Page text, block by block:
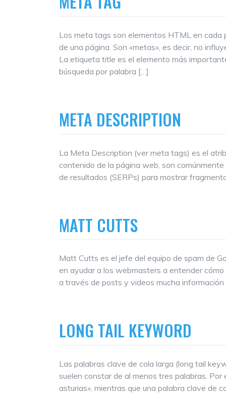
Los meta tags son elementos HTML en cada
de una página. Son «metas», es decir, no
La etiqueta title es el elemento más
búsqueda por palabra […]
META DESCRIPTION
La Meta Description (ver meta tags) es el
contenido de la página web, son
de resultados (SERPs) para mostrar
MATT CUTTS
Matt Cutts es el jefe del equipo de spam de
en ayudar a los webmasters a entender
a través de posts y videos mucha
LONG TAIL KEYWORD
Las palabras clave de cola larga (long tail
suelen constar de al menos tres palabras.
asturias», mientras que una palabra clave de